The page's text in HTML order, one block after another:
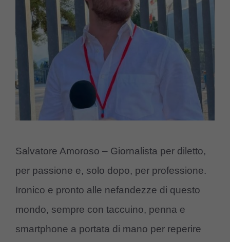
Salvatore Amoroso – Giornalista per diletto,
per passione e, solo dopo, per professione.
Ironico e pronto alle nefandezze di questo
mondo, sempre con taccuino, penna e
smartphone a portata di mano per reperire